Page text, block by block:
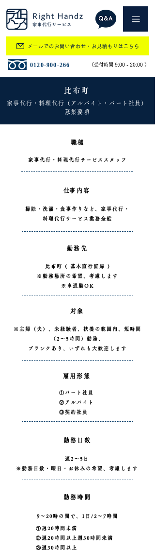
​0120-900-266 ​（受付時間 9:00 - 20:00 ）
メールでのお問い合わせ・お見積もりはこちら
比布町
家事代行・料理代行（アルバイト・パート社員）
募集要項
職種
家事代行・料理代行サービススタッフ
​仕事内容
掃除・洗濯・食事作りなど、家事代行・
料理代行サービス業務全般
勤務先
比布町 ( 基本直行直帰 )
※勤務場所の希望、考慮します
※車通勤OK
対象
※主婦（夫）、未経験者、扶養の範囲内、短時間
（2～5時間）勤務、
ブランクあり、いずれも大歓迎します
雇用形態
①パート社員
②アルバイト
③契約社員
勤務日数
週2～5日
※勤務日数・曜日・お休みの希望、考慮します
勤務時間
9～20時の間で、1日/2～7時間
①週20時間未満
②週20時間以上週30時間未満
③週30時間以上